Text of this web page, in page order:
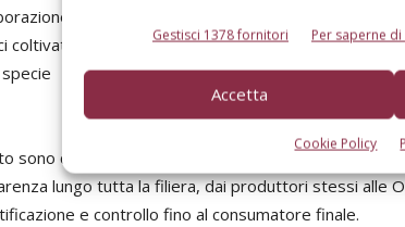
Gestisci 1378 fornitori Per saperne
Accetta
Cookie Policy
automatica. Il sistema consente quindi
con un’affidabilità superiore al 90%,
sono chiari: tutelare i diritti di proprietà intellettuale
lungo tutta la filiera, dai produttori stessi alle
e controllo fino al consumatore finale.